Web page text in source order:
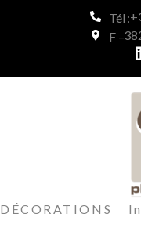
Tél :
F –
DÉCORATIONS